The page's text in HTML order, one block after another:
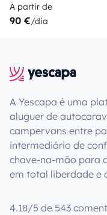
A partir de
90 €/dia
A Yescapa é uma
aluguer de
campervans entre
intermediário de
chave-na-mão para
em total liberdade e
4.18/5 de 543